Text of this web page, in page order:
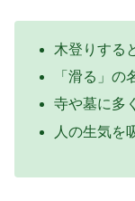
木登りする
「滑る」の
寺や墓に多
人の生気を